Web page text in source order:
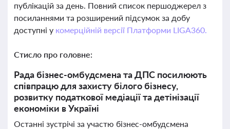
публікацій за день. Повний список першоджерел з
посиланнями та розширений підсумок за добу
доступні у комерційній версії Платформи LIGA360.
Стисло про головне:
Рада бізнес-омбудсмена та ДПС посилюють
співпрацю для захисту білого бізнесу,
розвитку податкової медіації та детінізації
економіки в Україні
Останні зустрічі за участю бізнес-омбудсмена